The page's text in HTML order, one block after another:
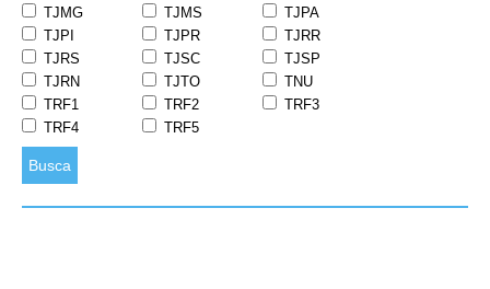
TJMG
TJMS
TJPA
TJPI
TJPR
TJRR
TJRS
TJSC
TJSP
TJRN
TJTO
TNU
TRF1
TRF2
TRF3
TRF4
TRF5
Busca